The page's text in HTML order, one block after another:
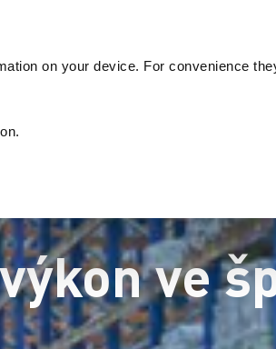
on your device. For convenience
ve